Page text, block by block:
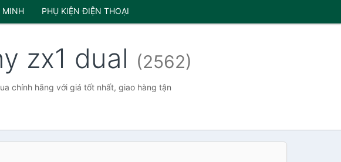
MINH PHỤ KIỆN ĐIỆN THOẠI
zx1 dual (2562)
chính hãng với giá tốt nhất, giao hàng tận